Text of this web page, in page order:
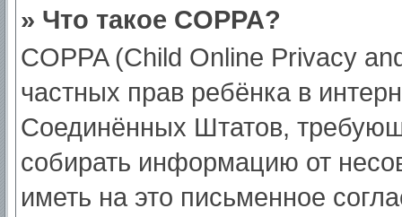
» Что такое COPPA?
COPPA (Child Online Privacy
частных прав ребёнка в
Соединённых Штатов,
собирать информацию от
иметь на это письменное